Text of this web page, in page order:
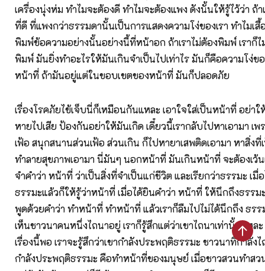
เครื่องนุ่งห่ม ทำไมจะต้องดี ทำไมจะต้องแพง ดังนั้นให้รู้ไว้ว่า ถ้า
ที่ดี ที่แพงกว่าธรรมดานั้นเป็นการแสดงความโง่ของเรา ทำไมเสื้
พิมพ์ข้อความอย่างนั้นอย่างนี้ที่หน้าอก ถ้าเราไม่ต้องพิมพ์ เราก็ไ
พิมพ์ มันยิ่งทำอะไรให้มันเกินจำเป็นไปเท่าไร มันก็คือความโง่ขอ
หน้าที่ ถ้ามันอยู่แต่ในขอบเขตของหน้าที่ มันก็ปลอดภัย
เรื่องโรคภัยไข้เจ็บนี่ก็เหมือนกันแหละ เอาใจใส่เป็นหน้าที่ อย่า
หายไปเสีย ป้องกันอย่าให้มันเกิด เดี๋ยวนี้เรากลับไปหาเอามา เ
เฟ้อ สนุกสนานส่วนเฟ้อ ส่วนเกิน ก็ไปหายาเสพติดเอามา หาสิ่ง
ทำลายสุขภาพเอามา นี่มันๆ นอกหน้าที่ มันเกินหน้าที่ จะต้องเว้
จำคำว่า หน้าที่ ว่าเป็นสิ่งที่จำเป็นแก่ชีวิต และเรียกว่าธรรมะ เมื่
ธรรมะแล้วก็ให้รู้ว่าหน้าที่ เมื่อได้ยินคำว่า หน้าที่ ให้นึกถึงธรรมะ
พูดด้วยคำว่า ทำหน้าที่ ทำหน้าที่ แล้วเราก็ลืมไปไม่ได้นึกถึง ธรรม
เห็นชาวนาคนหนึ่งไถนาอยู่ เราก็รู้สึกแต่ว่าเขาไถนาเท่านั้นแหล
เรื่องนี้พอ เราจะรู้สึกว่าเขากำลังประพฤติธรรมะ ชาวนาที่กำลัง
กำลังประพฤติธรรมะ คือทำหน้าที่ของมนุษย์ เมื่อชาวสวนทำส